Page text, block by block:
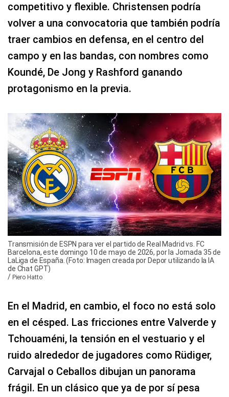
competitivo y flexible. Christensen podría
volver a una convocatoria que también podría
traer cambios en defensa, en el centro del
campo y en las bandas, con nombres como
Koundé, De Jong y Rashford ganando
protagonismo en la previa.
Transmisión de ESPN para ver el partido de Real Madrid vs. FC
Barcelona, este domingo 10 de mayo de 2026, por la Jornada 35 de
LaLiga de España. (Foto: Imagen creada por Depor utilizando la IA
de Chat GPT)
/ Piero Hatto
En el Madrid, en cambio, el foco no está solo
en el césped. Las fricciones entre Valverde y
Tchouaméni, la tensión en el vestuario y el
ruido alrededor de jugadores como Rüdiger,
Carvajal o Ceballos dibujan un panorama
frágil. En un clásico que ya de por sí pesa